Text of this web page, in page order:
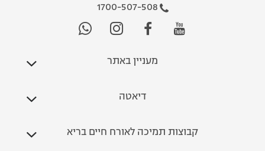
1700-507-508
מעניין באתר
דיאטה
קבוצות תמיכה לאורח חיים בריא